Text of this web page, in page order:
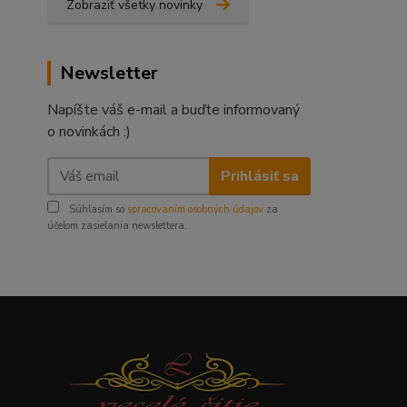
Zobraziť všetky novinky
Newsletter
Napíšte váš e-mail a buďte informovaný
o novinkách :)
Prihlásiť sa
Súhlasím so spracovaním osobných údajov za
účelom zasielania newslettera.